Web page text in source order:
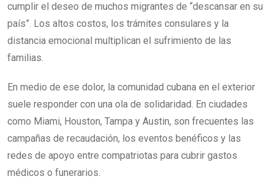
cumplir el deseo de muchos migrantes de “descansar en su
país”. Los altos costos, los trámites consulares y la
distancia emocional multiplican el sufrimiento de las
familias.
En medio de ese dolor, la comunidad cubana en el exterior
suele responder con una ola de solidaridad. En ciudades
como Miami, Houston, Tampa y Austin, son frecuentes las
campañas de recaudación, los eventos benéficos y las
redes de apoyo entre compatriotas para cubrir gastos
médicos o funerarios.